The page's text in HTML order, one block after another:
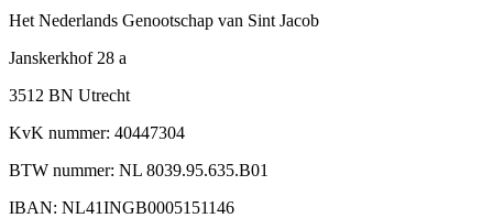
Het Nederlands Genootschap van Sint Jacob
Janskerkhof 28 a
3512 BN Utrecht
KvK nummer: 40447304
BTW nummer: NL 8039.95.635.B01
IBAN: NL41INGB0005151146